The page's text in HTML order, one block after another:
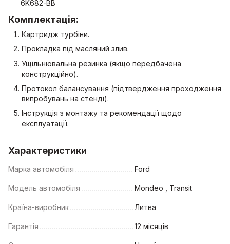
6K682-BB
Комплектація:
Картридж турбіни.
Прокладка під масляний злив.
Ущільнювальна резинка (якщо передбачена
конструкційно).
Протокол балансування (підтвердження проходження
випробувань на стенді).
Інструкція з монтажу та рекомендації щодо
експлуатації.
Характеристики
Марка автомобіля Ford
Модель автомобіля Mondeo , Transit
Країна-виробник Литва
Гарантія 12 місяців